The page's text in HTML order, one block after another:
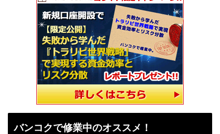
バンコクで修業中のオススメ！